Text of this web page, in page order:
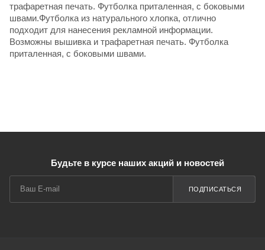
трафаретная печать. Футболка приталенная, с боковыми
швами.Футболка из натурального хлопка, отлично
подходит для нанесения рекламной информации.
Возможны вышивка и трафаретная печать. Футболка
приталенная, с боковыми швами.
Будьте в курсе наших акций и новостей
ПОДПИСАТЬСЯ